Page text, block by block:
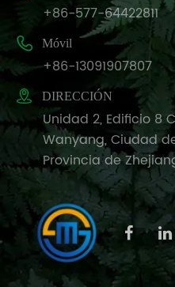
+86-577-64422811
 Móvil
+86-13091907807
 DIRECCIÓN
Unidad 2, Edificio 8
Wanyang, Ciudad
Provincia de